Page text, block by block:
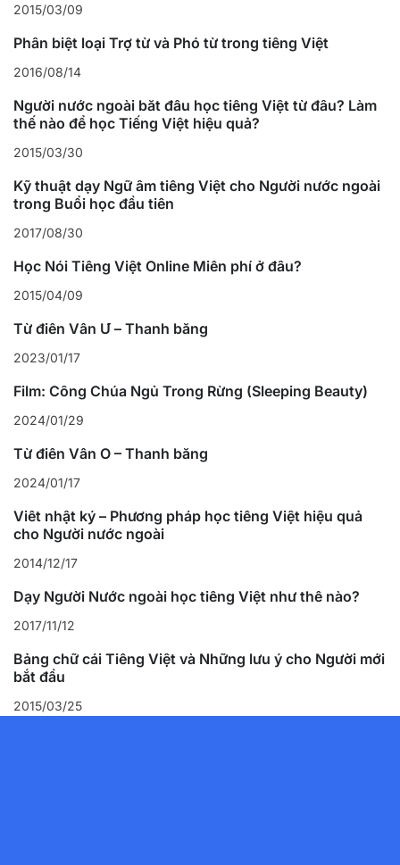
2015/03/09
Phân biệt loại Trợ từ và Phó từ trong tiếng Việt
2016/08/14
Người nước ngoài bắt đầu học tiếng Việt từ đâu? Làm
thế nào để học Tiếng Việt hiệu quả?
2015/03/30
Kỹ thuật dạy Ngữ âm tiếng Việt cho Người nước ngoài
trong Buổi học đầu tiên
2017/08/30
Học Nói Tiếng Việt Online Miễn phí ở đâu?
2015/04/09
Từ điển Vần Ư – Thanh bằng
2023/01/17
Film: Công Chúa Ngủ Trong Rừng (Sleeping Beauty)
2024/01/29
Từ điển Vần Ô – Thanh bằng
2024/01/17
Viết nhật ký – Phương pháp học tiếng Việt hiệu quả
cho Người nước ngoài
2014/12/17
Dạy Người Nước ngoài học tiếng Việt như thế nào?
2017/11/12
Bảng chữ cái Tiếng Việt và Những lưu ý cho Người mới
bắt đầu
2015/03/25